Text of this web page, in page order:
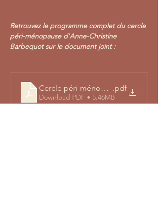
Retrouvez le programme complet du cercle
péri-ménopause d'Anne-Christine
Barbequot sur le document joint :
Cercle péri-ménopause La Dinette
.pdf
Download PDF • 5.46MB